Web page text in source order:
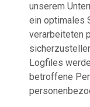
unserem
ein optimales
verarbeiteten
Logfiles
betroffene